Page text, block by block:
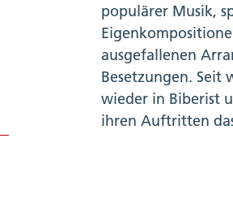
populärer Musik,
ausgefallenen
Besetzungen. Seit
wieder in Biberist
ihren Auftritten